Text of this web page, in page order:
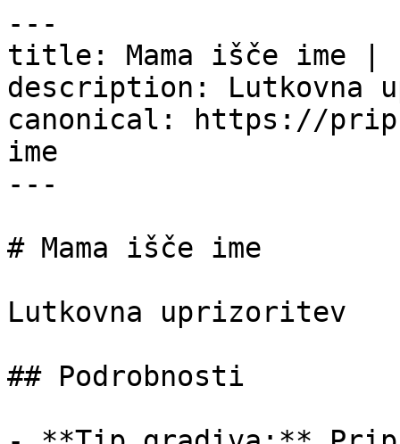
---
title: Mama išče ime |
description: Lutkovna
canonical: https://
ime
---
# Mama išče ime
Lutkovna uprizoritev
## Podrobnosti